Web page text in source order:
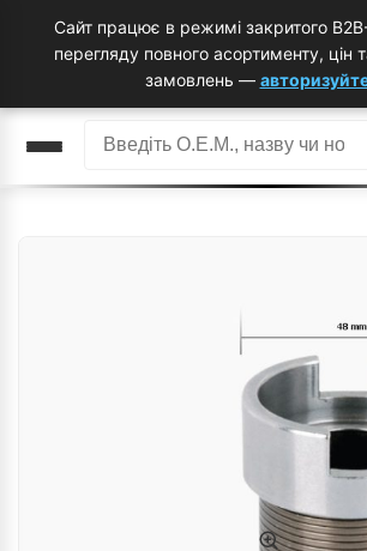
Сайт працює в режимі закритого
перегляду повного асортименту, цін
замовлень —